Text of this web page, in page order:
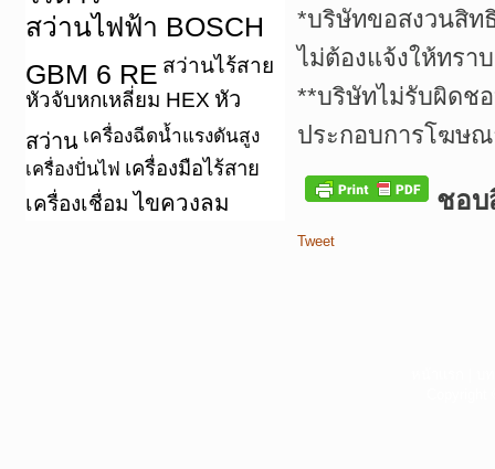
สว่านไฟฟ้า BOSCH
GBM 6 RE สว่านไร้สาย
หัวจับหกเหลี่ยม HEX หัว
สว่าน เครื่องฉีดน้ำแรงดันสูง
เครื่องปั่นไฟ เครื่องมือไร้สาย
เครื่องเชื่อม ไขควงลม
*บริษัทขอสงวนสิท
ไม่ต้องแจ้งให้ทรา
**บริษัทไม่รับผิดช
ประกอบการโฆษ
ชอบ
Tweet